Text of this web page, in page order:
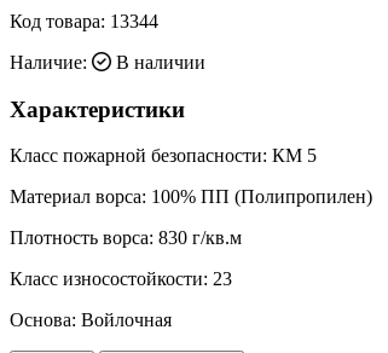
Код товара: 13344
Наличие:
В наличии
Характеристики
Класс пожарной безопасности: КМ 5
Материал ворса: 100% ПП (Полипропилен)
Плотность ворса: 830 г/кв.м
Класс износостойкости: 23
Основа: Войлочная